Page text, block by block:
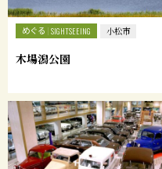
めぐる SIGHTSEEING 小松市
木場潟公園